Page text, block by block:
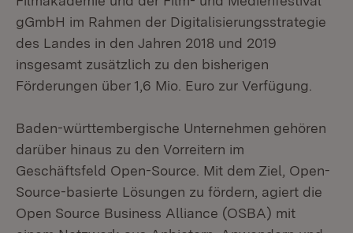
gGmbH im Rahmen der Digitalisierungsstrategie
des Landes in den Jahren 2018 und 2019
insgesamt zusätzlich zu den bisherigen
Förderungen über 1,6 Mio. Euro zur Verfügung.
Baden-württembergische Unternehmen gehören
darüber hinaus zu den Vorreitern im
Geschäftsfeld Open-Source. Mit dem Ziel, Open-
Source-basierte Lösungen zu fördern, agiert die
Open Source Business Alliance (OSBA) mit